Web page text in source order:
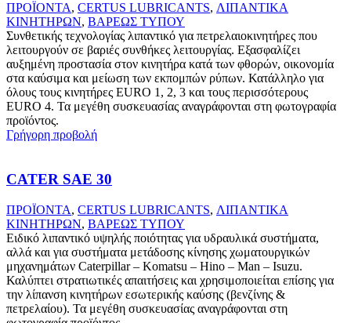
ΠΡΟΪΟΝΤΑ, CERTUS LUBRICANTS, ΛΙΠΑΝΤΙΚΑ
ΚΙΝΗΤΗΡΩΝ, ΒΑΡΕΩΣ ΤΥΠΟΥ
Συνθετικής τεχνολογίας λιπαντικό για πετρελαιοκινητήρες που
λειτουργούν σε βαριές συνθήκες λειτουργίας. Εξασφαλίζει
αυξημένη προστασία στον κινητήρα κατά των φθορών, οικονομία
στα καύσιμα και μείωση των εκπομπών ρύπων. Κατάλληλο για
όλους τους κινητήρες EURO 1, 2, 3 και τους περισσότερους
EURO 4. Τα μεγέθη συσκευασίας αναγράφονται στη φωτογραφία
προϊόντος.
Γρήγορη προβολή
CATER SAE 30
ΠΡΟΪΟΝΤΑ, CERTUS LUBRICANTS, ΛΙΠΑΝΤΙΚΑ
ΚΙΝΗΤΗΡΩΝ, ΒΑΡΕΩΣ ΤΥΠΟΥ
Ειδικό λιπαντικό υψηλής ποιότητας για υδραυλικά συστήματα,
αλλά και για συστήματα μετάδοσης κίνησης χωματουργικών
μηχανημάτων Caterpillar – Komatsu – Hino – Man – Isuzu.
Καλύπτει στρατιωτικές απαιτήσεις και χρησιμοποιείται επίσης για
την λίπανση κινητήρων εσωτερικής καύσης (βενζίνης &
πετρελαίου). Τα μεγέθη συσκευασίας αναγράφονται στη